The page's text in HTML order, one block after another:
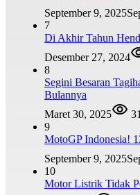
September 9, 2025
7
Di Akhir Tahun
Desember 27, 2024
8
Segini Besaran
Bulannya
Maret 30, 2025
9
MotoGP Indonesia!
September 9, 2025
10
Motor Listrik Tidak